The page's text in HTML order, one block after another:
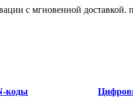
с мгновенной доставкой.
коды